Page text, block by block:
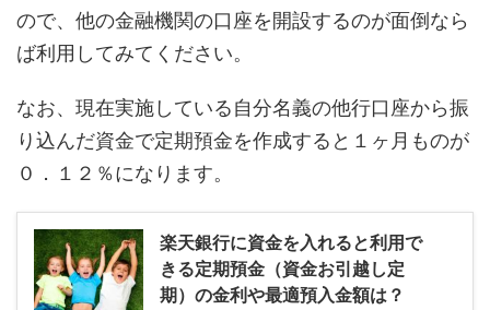
ので、他の金融機関の口座を開設するのが面倒なら
ば利用してみてください。
なお、現在実施している自分名義の他行口座から振
り込んだ資金で定期預金を作成すると１ヶ月ものが
０．１２％になります。
楽天銀行に資金を入れると利用で
きる定期預金（資金お引越し定
期）の金利や最適預入金額は？